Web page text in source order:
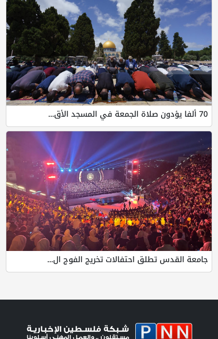
70 ألفا يؤدون صلاة الجمعة في المسجد الأق...
جامعة القدس تطلق احتفالات تخريج الفوج ال...